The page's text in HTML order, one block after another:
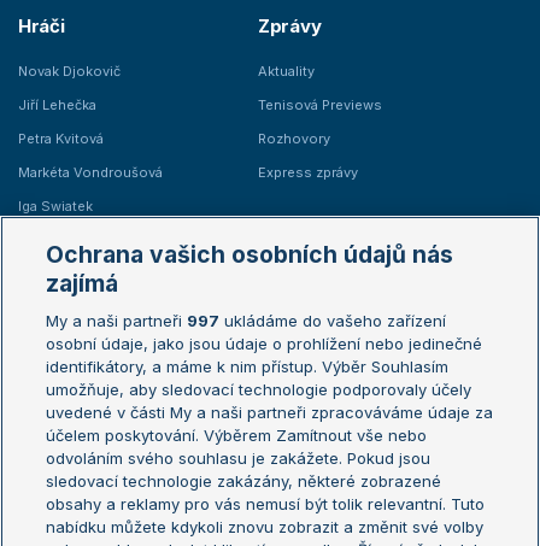
Hráči
Novak Djokovič
Jiří Lehečka
Petra Kvitová
Markéta Vondroušová
Iga Swiatek
Zprávy
Aktuality
Tenisová Previews
Rozhovory
Express zprávy
Žebříčky
Žebříček ATP (muži)
Žebříček WTA (ženy)
Sázkařský žebříček
Australian Open
French Open
Wimbledon
US Open
Turnaj mistrů
Turnaj mistryň
Aktualní trendy
Ochrana vašich osobních údajů nás
zajímá
My a naši partneři 997 ukládáme do vašeho zařízení
osobní údaje, jako jsou údaje o prohlížení nebo jedinečné
identifikátory, a máme k nim přístup. Výběr Souhlasím
umožňuje, aby sledovací technologie podporovaly účely
uvedené v části My a naši partneři zpracováváme údaje za
účelem poskytování. Výběrem Zamítnout vše nebo
odvoláním svého souhlasu je zakážete. Pokud jsou
sledovací technologie zakázány, některé zobrazené
obsahy a reklamy pro vás nemusí být tolik relevantní. Tuto
nabídku můžete kdykoli znovu zobrazit a změnit své volby